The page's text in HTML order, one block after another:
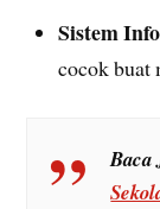
Sistem
cocok buat
Baca